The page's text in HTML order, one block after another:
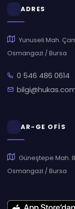
ADRES
Yunuseli Mah.
Osmangazi / Bursa
0 546 486 0614
AR-GE OFİS
Güneştepe Mah.
Osmangazi / Bursa